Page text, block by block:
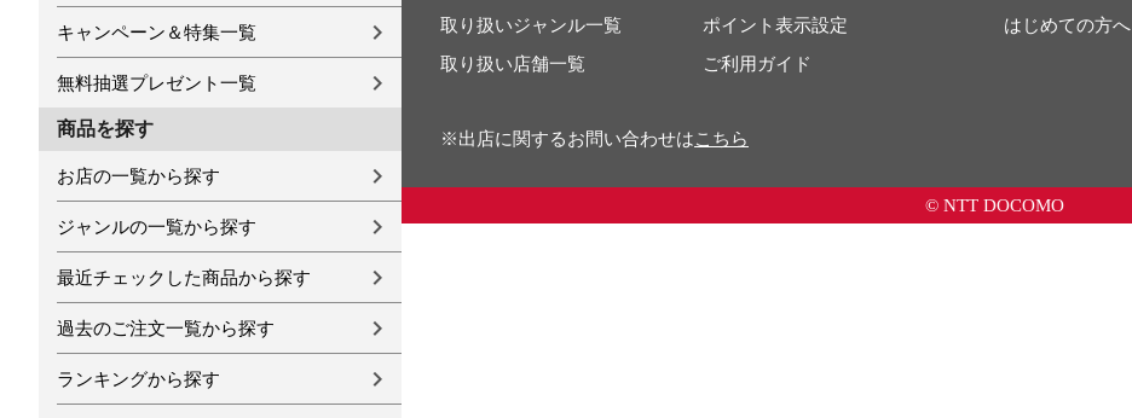
キャンペーン＆特集一覧
無料抽選プレゼント一覧
商品を探す
お店の一覧から探す
ジャンルの一覧から探す
最近チェックした商品から探す
過去のご注文一覧から探す
ランキングから探す
取り扱いジャンル一覧
取り扱い店舗一覧
ポイント表示設定
ご利用ガイド
はじめての方へ
※出店に関するお問い合わせはこちら
© NTT DOCOMO